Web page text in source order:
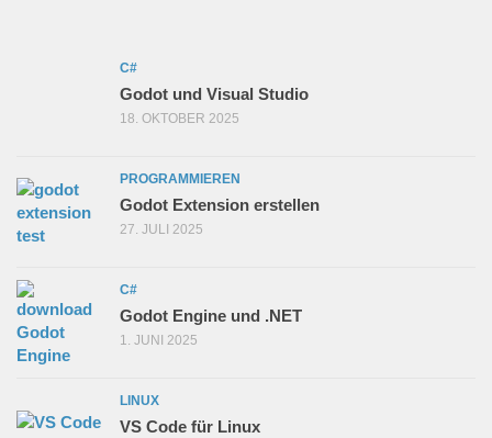
C#
Godot und Visual Studio
18. OKTOBER 2025
PROGRAMMIEREN
Godot Extension erstellen
27. JULI 2025
C#
Godot Engine und .NET
1. JUNI 2025
LINUX
VS Code für Linux